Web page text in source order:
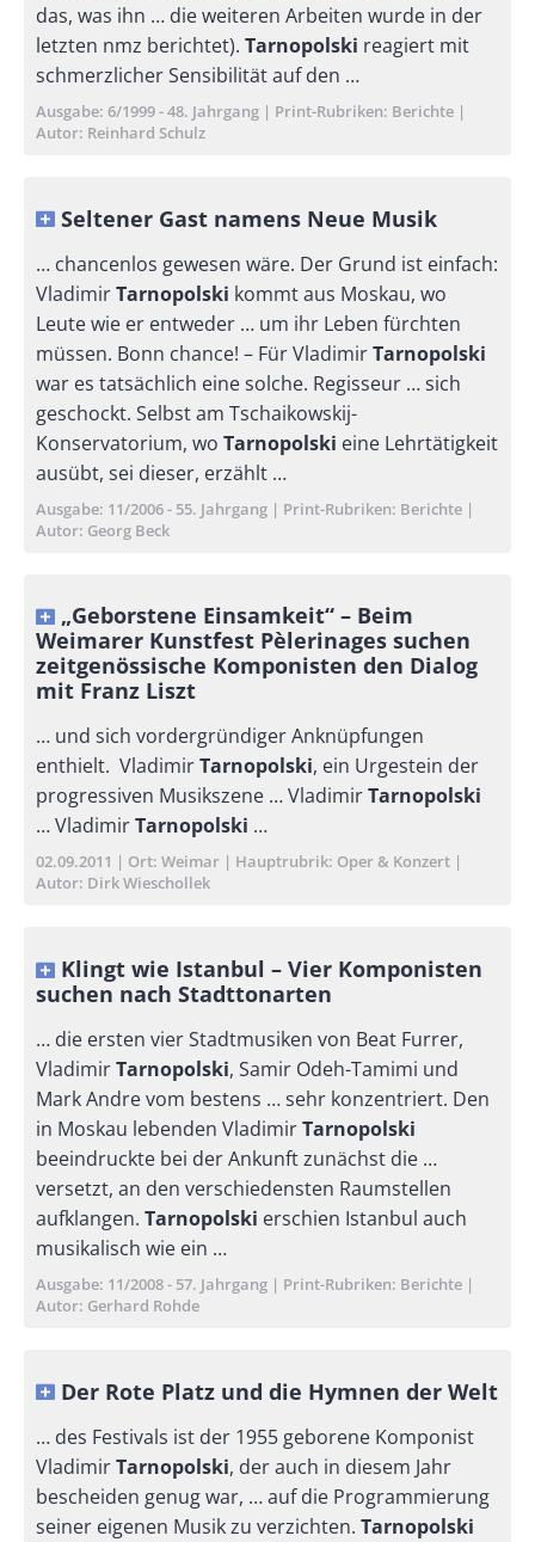
das, was ihn … die weiteren Arbeiten wurde in der
letzten nmz berichtet). Tarnopolski reagiert mit
schmerzlicher Sensibilität auf den …
Ausgabe 6/1999 - 48. Jahrgang Print-Rubriken Berichte
Autor Reinhard Schulz
Seltener Gast namens Neue Musik
… chancenlos gewesen wäre. Der Grund ist einfach:
VladimirTarnopolski kommt aus Moskau, wo
Leute wie er entweder … um ihr Leben fürchten
müssen. Bonn chance! – Für VladimirTarnopolski
war es tatsächlich eine solche. Regisseur … sich
geschockt. Selbst am Tschaikowskij-
Konservatorium, wo Tarnopolski eine Lehrtätigkeit
ausübt, sei dieser, erzählt …
Ausgabe 11/2006 - 55. Jahrgang Print-Rubriken Berichte
Autor Georg Beck
„Geborstene Einsamkeit“ – Beim
Weimarer Kunstfest Pèlerinages suchen
zeitgenössische Komponisten den Dialog
mit Franz Liszt
… und sich vordergründiger Anknüpfungen
enthielt. VladimirTarnopolski, ein Urgestein der
progressiven Musikszene … VladimirTarnopolski
… Vla­dimirTarnopolski …
Publikationsdatum
02.09.2011 Ort Weimar Hauptrubrik Oper & Konzert
Autor Dirk Wieschollek
Klingt wie Istanbul – Vier Komponisten
suchen nach Stadttonarten
… die ersten vier Stadtmusiken von Beat Furrer,
Vla­dimirTarnopolski, Samir Odeh-Tami­mi und
Mark Andre vom bestens … sehr konzentriert. Den
in Moskau lebenden VladimirTarnopolski
beeindruckte bei der An­kunft zunächst die …
versetzt, an den verschiedensten Raumstellen
aufklan­gen. Tarnopolski erschien Istanbul auch
musikalisch wie ein …
Ausgabe 11/2008 - 57. Jahrgang Print-Rubriken Berichte
Autor Gerhard Rohde
Der Rote Platz und die Hymnen der Welt
… des Festivals ist der 1955 geborene Komponist
VladimirTarnopolski, der auch in diesem Jahr
bescheiden genug war, … auf die Programmierung
seiner eigenen Musik zu verzichten. Tarnopolski